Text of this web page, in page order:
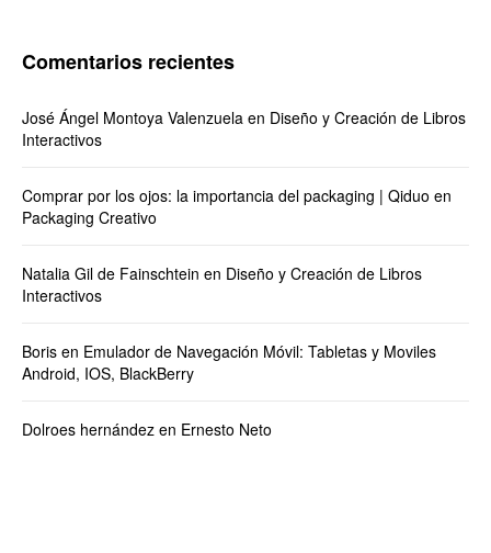
Comentarios recientes
José Ángel Montoya Valenzuela en Diseño y Creación de Libros
Interactivos
Comprar por los ojos: la importancia del packaging | Qiduo en
Packaging Creativo
Natalia Gil de Fainschtein en Diseño y Creación de Libros
Interactivos
Boris en Emulador de Navegación Móvil: Tabletas y Moviles
Android, IOS, BlackBerry
Dolroes hernández en Ernesto Neto